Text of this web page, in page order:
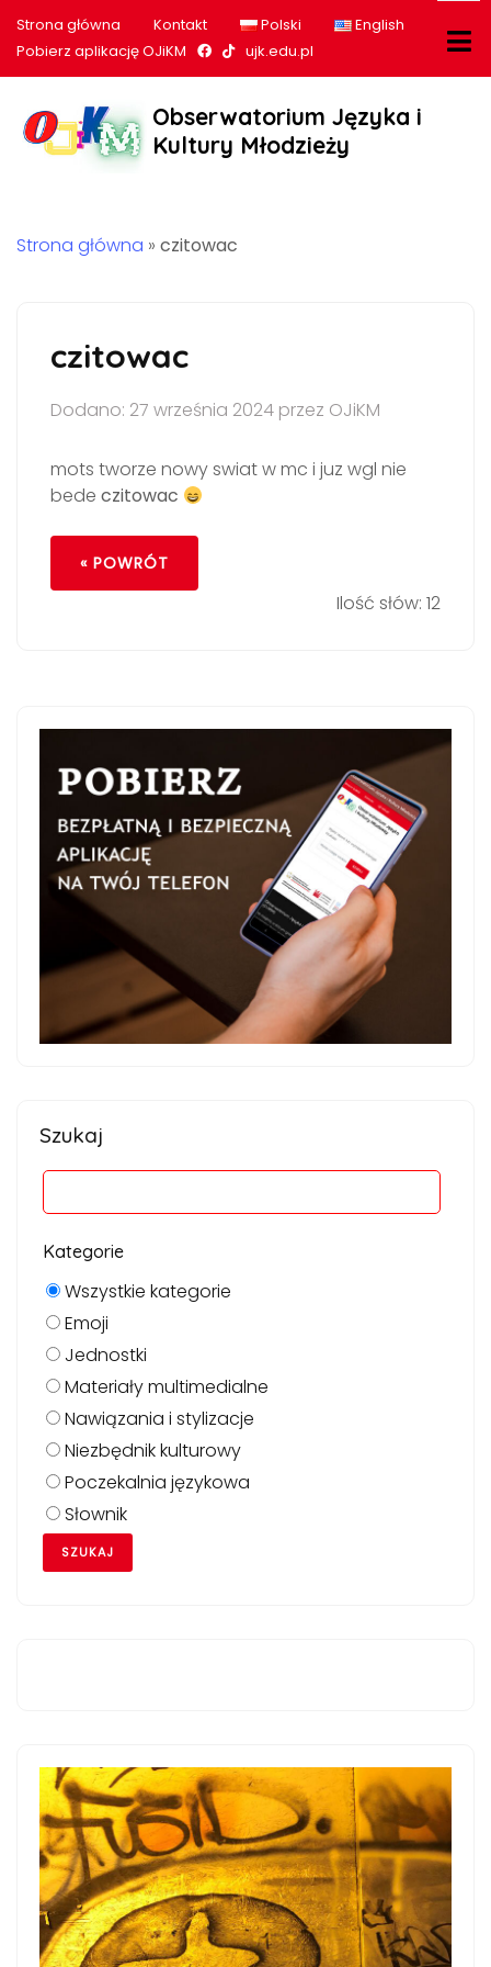
Strona główna Kontakt Polski
English
Pobierz aplikację OJiKM
Nasz profil na Facebook
Nasz profil na tiktok
ujk.edu.pl
Obserwatorium Języka i
Kultury Młodzieży
Strona główna » czitowac
czitowac
Dodano: 27 września 2024 przez OJiKM
mots tworze nowy swiat w mc i juz wgl nie
bede czitowac
« POWRÓT
Ilość słów: 12
Szukaj
Kategorie
Wszystkie kategorie
Emoji
Jednostki
Materiały multimedialne
Nawiązania i stylizacje
Niezbędnik kulturowy
Poczekalnia językowa
Słownik